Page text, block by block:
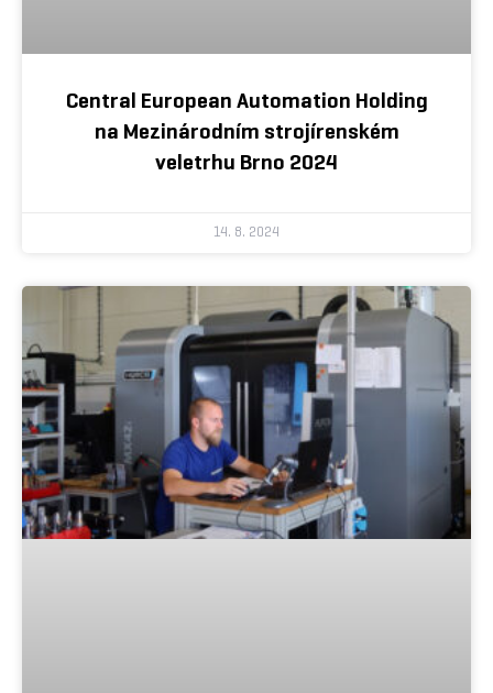
Central European Automation Holding
na Mezinárodním strojírenském
veletrhu Brno 2024
14. 8. 2024